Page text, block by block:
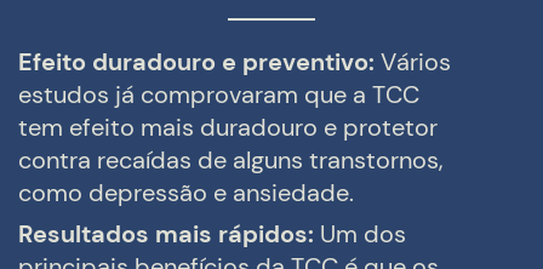
Efeito duradouro e preventivo: Vários
estudos já comprovaram que a TCC
tem efeito mais duradouro e protetor
contra recaídas de alguns transtornos,
como depressão e ansiedade.
Resultados mais rápidos: Um dos